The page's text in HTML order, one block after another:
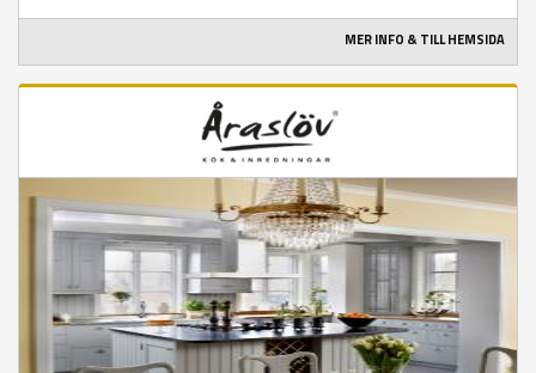
MER INFO & TILL HEMSIDA